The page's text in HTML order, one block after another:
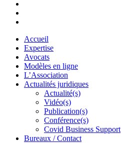
Accueil
Expertise
Avocats
Modèles en ligne
L’Association
Actualités juridiques
Actualité(s)
Vidéo(s)
Publication(s)
Conférence(s)
Covid Business Support
Bureaux / Contact